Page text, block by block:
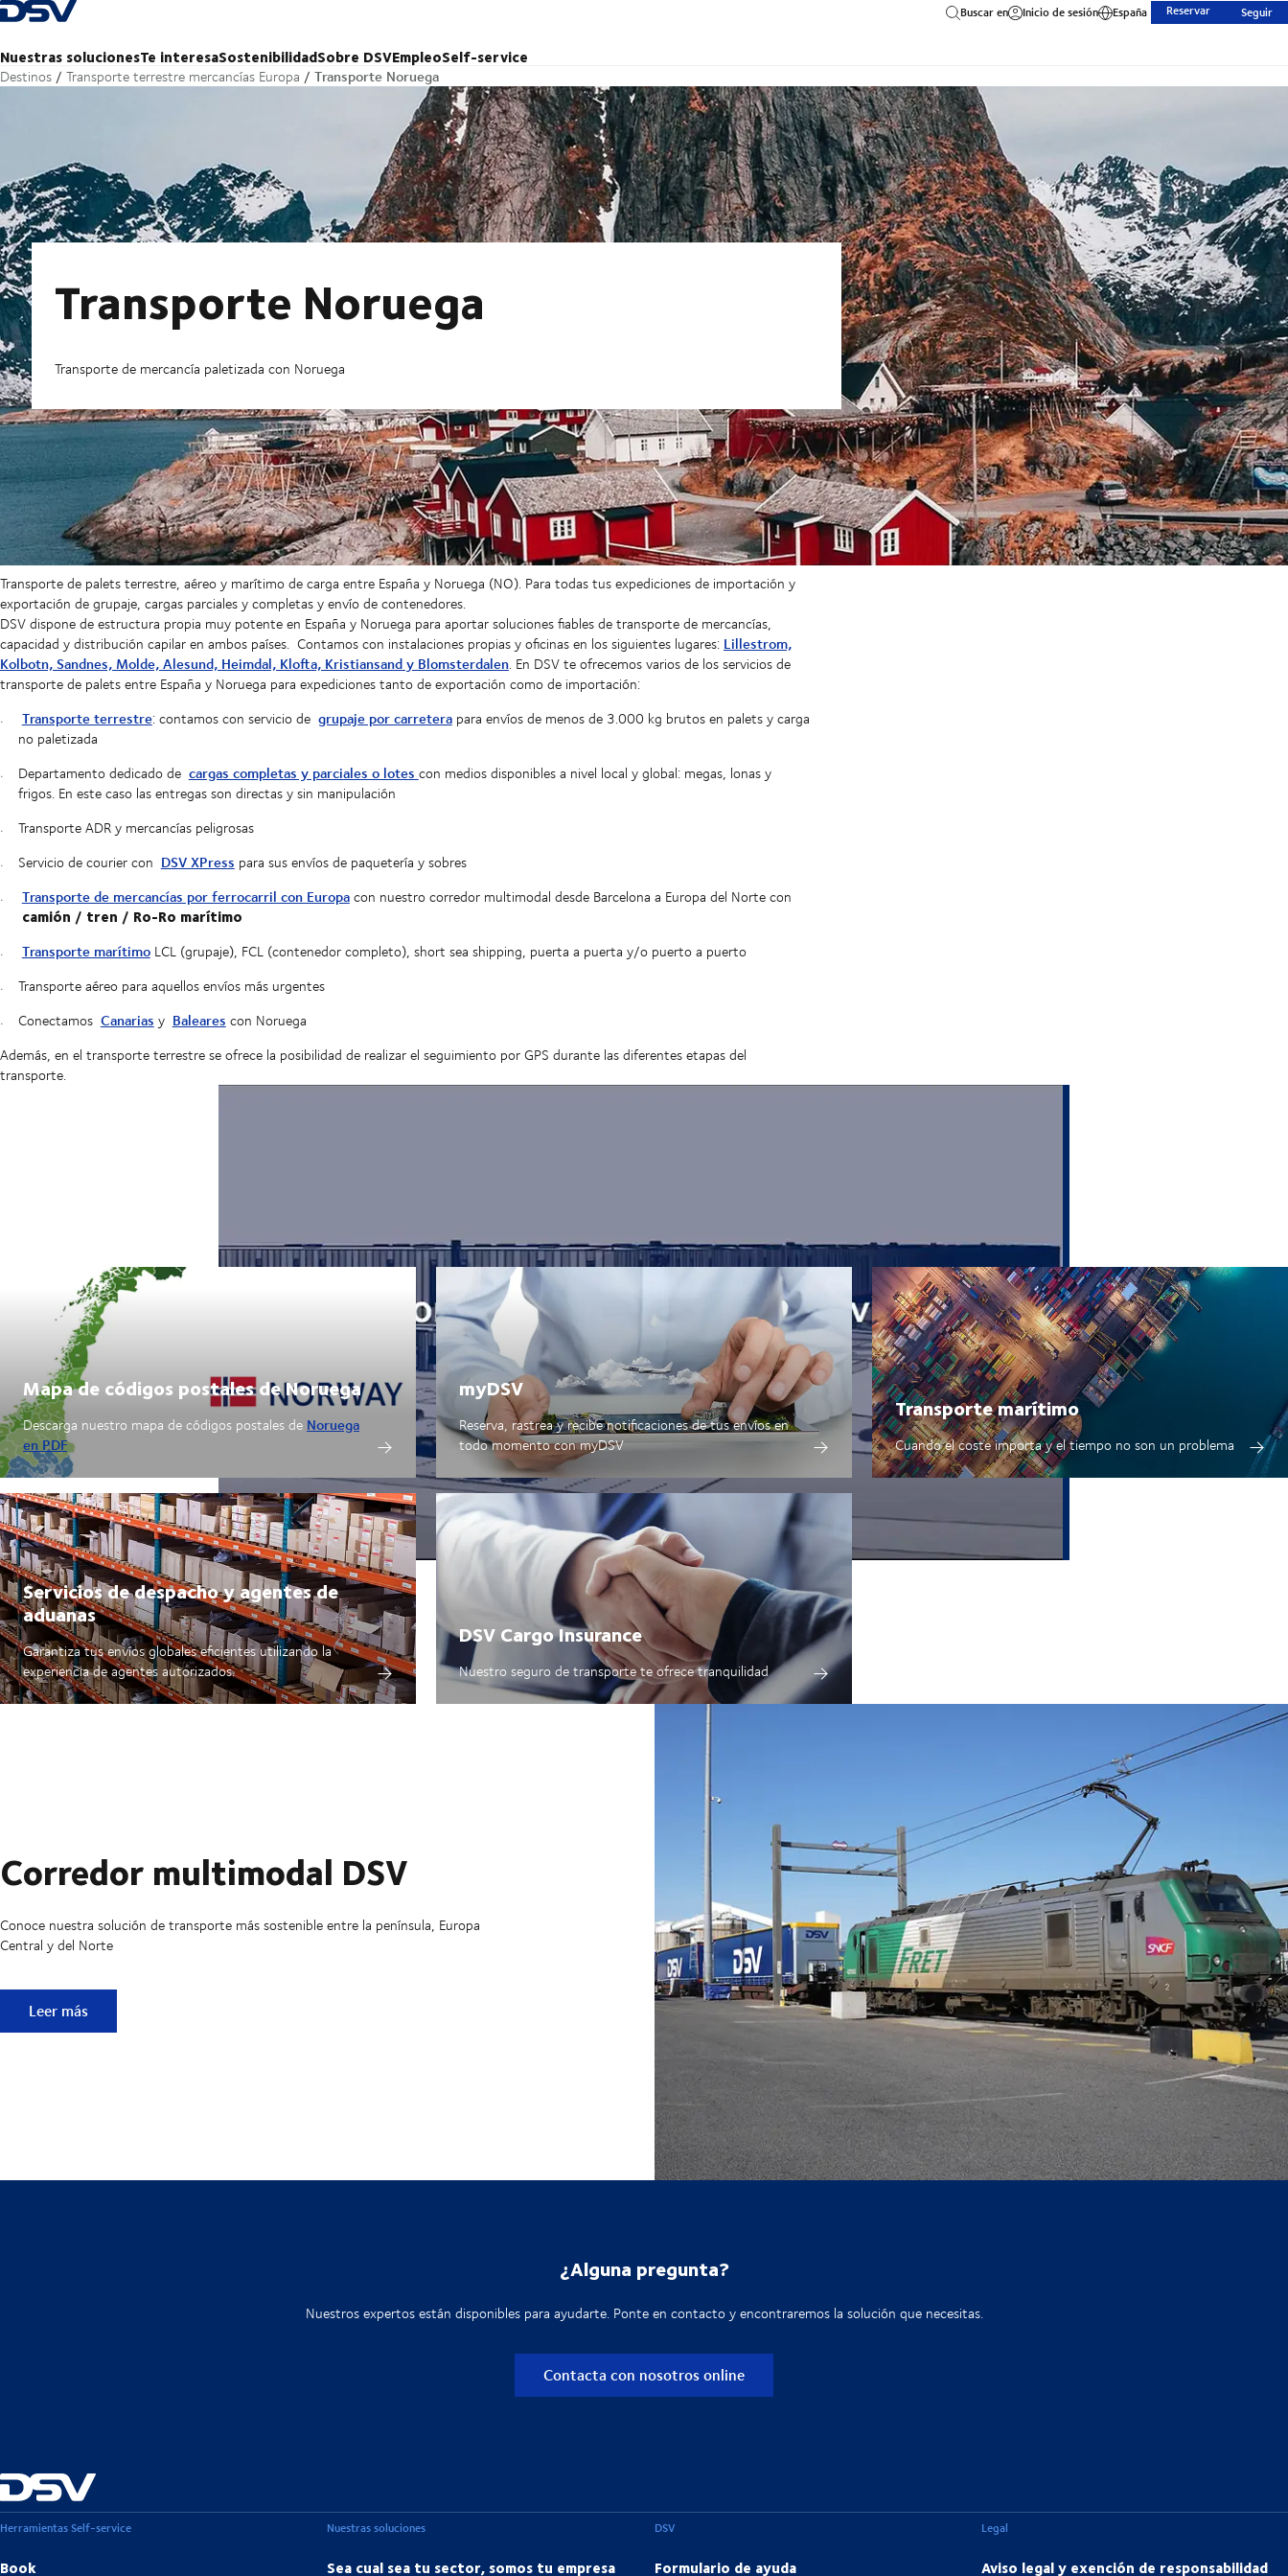
Volver a la página de inicio
Nuestras solucionesTe interesaSostenibilidadSobre DSVEmpleoSelf-service
Buscar en Inicio de sesión España Reservar Seguir
Destinos Transporte terrestre mercancías Europa Transporte Noruega
Transporte Noruega
Transporte de mercancía paletizada con Noruega
Transporte de palets terrestre, aéreo y marítimo de carga entre España y Noruega (NO). Para todas tus expediciones de importación y
exportación de grupaje, cargas parciales y completas y envío de contenedores.
DSV dispone de estructura propia muy potente en España y Noruega para aportar soluciones fiables de transporte de mercancías,
capacidad y distribución capilar en ambos países. Contamos con instalaciones propias y oficinas en los siguientes lugares: Lillestrom,
Kolbotn, Sandnes, Molde, Alesund, Heimdal, Klofta, Kristiansand y Blomsterdalen. En DSV te ofrecemos varios de los servicios de
transporte de palets entre España y Noruega para expediciones tanto de exportación como de importación:
Transporte terrestre: contamos con servicio de grupaje por carreterapara envíos de menos de 3.000 kg brutos en palets y carga
no paletizada
Departamento dedicado de cargas completas y parciales o lotes con medios disponibles a nivel local y global: megas, lonas y
frigos. En este caso las entregas son directas y sin manipulación
Transporte ADR y mercancías peligrosas
Servicio de courier con DSV XPress para sus envíos de paquetería y sobres
Transporte de mercancías por ferrocarril con Europa con nuestro corredor multimodal desde Barcelona a Europa del Norte con
camión / tren / Ro-Ro marítimo
Transporte marítimoLCL (grupaje), FCL (contenedor completo), short sea shipping, puerta a puerta y/o puerto a puerto
Transporte aéreo para aquellos envíos más urgentes
Conectamos Canarias y Baleares con Noruega
Además, en el transporte terrestre se ofrece la posibilidad de realizar el seguimiento por GPS durante las diferentes etapas del
transporte.
Centro logístico puntero de 150.000m2 en Escandinavia - Zealand (Dinamarca)
Mapa de códigos postales de Noruega
Descarga nuestro mapa de códigos postales de Noruega
en PDF
myDSV
Reserva, rastrea y recibe notificaciones de tus envíos en
todo momento conmyDSV
Transporte marítimo
Cuando el coste importa y el tiempo no son un problema
Servicios de despacho y agentes de
aduanas
Garantiza tus envíos globales eficientes utilizando la
experiencia de agentes autorizados.
DSV Cargo Insurance
Nuestro seguro de transporte te ofrece tranquilidad
Corredor multimodal DSV
Conoce nuestra solución de transporte más sostenible entre la península, Europa
Central y del Norte
Corredor multimodal DSV
Leer más
¿Alguna pregunta?
Nuestros expertos están disponibles para ayudarte. Ponte en contacto y encontraremos la solución que necesitas.
Contacta con nosotros online
Herramientas Self-service
Book
Nuestras soluciones
Sea cual sea tu sector, somos tu empresa
DSV
Formulario de ayuda
Legal
Aviso legal y exención de responsabilidad